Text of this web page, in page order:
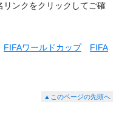
ンクをクリックしてご確
FIFAワールドカップ
FIFA
▲このページの先頭へ